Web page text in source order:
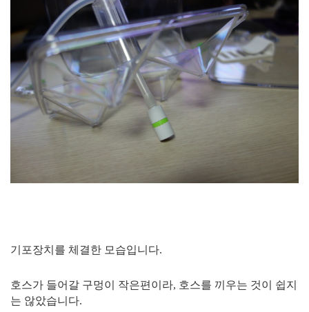
기포장치를 체결한 모습입니다.
호스가 들어갈 구멍이 작은편이라, 호스를 끼우는 것이 쉽지
는 않았습니다.